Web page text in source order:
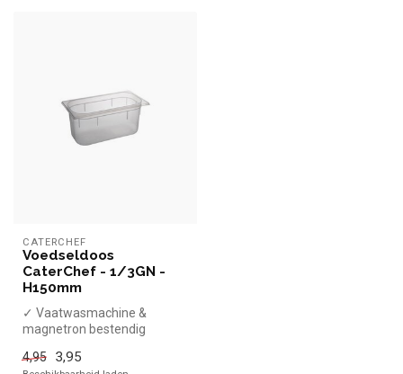
CATERCHEF
Voedseldoos
CaterChef - 1/3GN -
H150mm
✓ Vaatwasmachine &
magnetron bestendig
✓ 1/3GN
4,95 3,95